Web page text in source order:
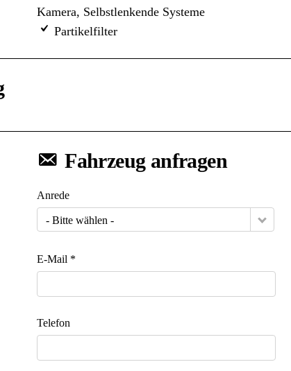
Kamera, Selbstlenkende Systeme
Partikelfilter
Fahrzeug anfragen
Anrede
- Bitte wählen -
E-Mail *
Telefon